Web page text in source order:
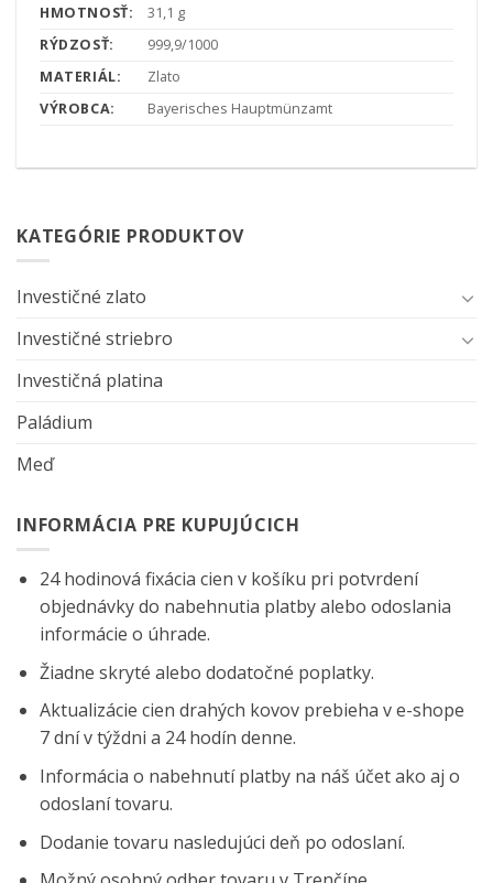
HMOTNOSŤ:
31,1 g
RÝDZOSŤ:
999,9/1000
MATERIÁL:
Zlato
VÝROBCA:
Bayerisches Hauptmünzamt
KATEGÓRIE PRODUKTOV
Investičné zlato
Investičné striebro
Investičná platina
Paládium
Meď
INFORMÁCIA PRE KUPUJÚCICH
24 hodinová fixácia cien v košíku pri potvrdení
objednávky do nabehnutia platby alebo odoslania
informácie o úhrade.
Žiadne skryté alebo dodatočné poplatky.
Aktualizácie cien drahých kovov prebieha v e-shope
7 dní v týždni a 24 hodín denne.
Informácia o nabehnutí platby na náš účet ako aj o
odoslaní tovaru.
Dodanie tovaru nasledujúci deň po odoslaní.